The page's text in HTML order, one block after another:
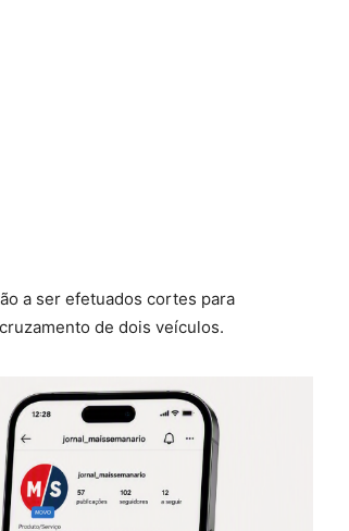
a ser efetuados cortes para
de dois veículos.